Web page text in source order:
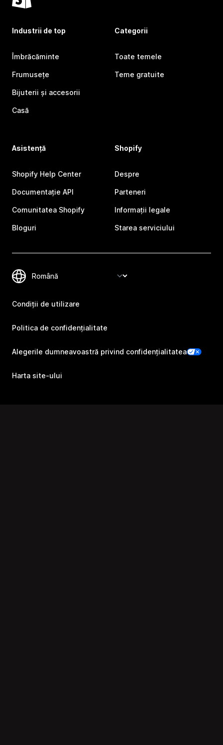
Industrii de top
Îmbrăcăminte
Frumusețe
Bijuterii și accesorii
Casă
Categorii
Toate temele
Teme gratuite
Asistență
Shopify Help Center
Documentație API
Comunitatea Shopify
Bloguri
Shopify
Despre
Parteneri
Informații legale
Starea serviciului
Condiții de utilizare
Politica de confidențialitate
Alegerile dumneavoastră privind confidențialitatea
Harta site-ului